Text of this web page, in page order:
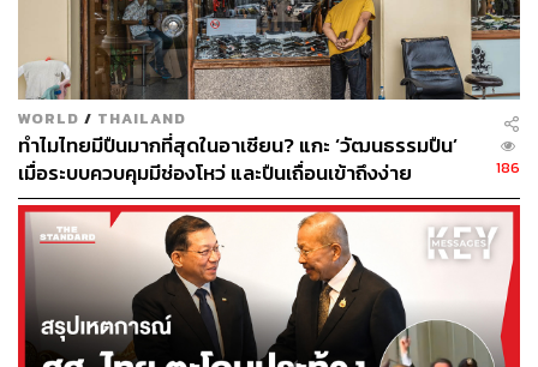
ไม่เพียงเท่านั้น CardX กำลังพัฒนาการนำ AI มาใช้งาน โดย
มุ่งเป้าสู่ระบบคาดการณ์ความต้องการของลูกค้าได้ก่อนที่
ปัญหาจะเกิดขึ้น ตั้งแต่การระบุสัญญาณ การผิดนัดชำระหนี้
ตั้งแต่ต้น การเสนอแนวทางชำระที่ปรับให้เฉพาะคน ไปจนถึง
การสร้างแบบจำลองพฤติกรรมในระดับสูงและการแบ่งกลุ่ม
ลูกค้าที่ละเอียดยิ่งขึ้น โดยเป้าหมายของระบบนี้ไม่ใช่แค่
ความเร็วหรือประสิทธิภาพ แต่คือ การเข้าไปแก้ปัญหาให้กับ
ลูกค้าที่มากขึ้นด้วย
เทคโนโลยีกับความสำเร็จที่มากกว่าตัวเลข
WORLD / THAILAND
ทำไมไทยมีปืนมากที่สุดในอาเซียน? แกะ ‘วัฒนธรรมปืน’
เมื่อระบบควบคุมมีช่องโหว่ และปืนเถื่อนเข้าถึงง่าย
186